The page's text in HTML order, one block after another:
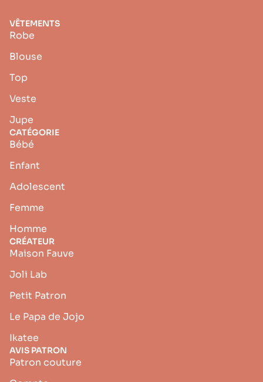
VÊTEMENTS
Robe
Blouse
Top
Veste
Jupe
CATÉGORIE
Bébé
Enfant
Adolescent
Femme
Homme
CRÉATEUR
Maison Fauve
Joli Lab
Petit Patron
Le Papa de Jojo
Ikatee
AVIS PATRON
Patron couture